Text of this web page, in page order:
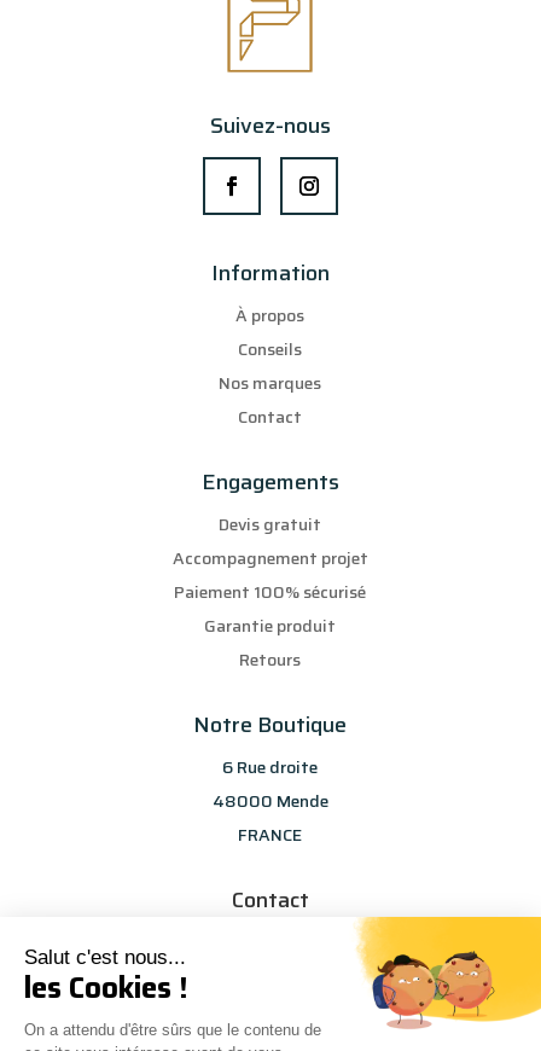
Salut c'est nous...
les Cookies !
On a attendu d'être sûrs que le contenu de
Suivez-nous
Information
À propos
Conseils
Nos marques
Contact
Engagements
Devis gratuit
Accompagnement projet
Paiement 100% sécurisé
Garantie produit
Retours
Notre Boutique
6 Rue droite
48000 Mende
FRANCE
Contact
info@les-selections-sandp.fr